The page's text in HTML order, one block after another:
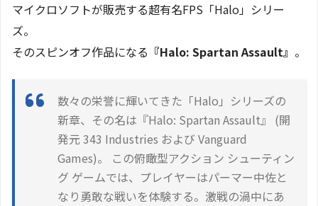
マイクロソフトが販売する超有名FPS「Halo」シリー
ズ。
そのスピンオフ作品になる 『Halo: Spartan Assault』 。
数々の栄誉に輝いてきた「Halo」シリーズの
新章、その名は『Halo: Spartan Assault』 (開
発元 343 Industries および Vanguard
Games)。 この俯瞰型アクション シューティン
グ ゲームでは、プレイヤーはパーマー中佐と
なり勇敢な戦いを体験する。激戦の渦中にあ